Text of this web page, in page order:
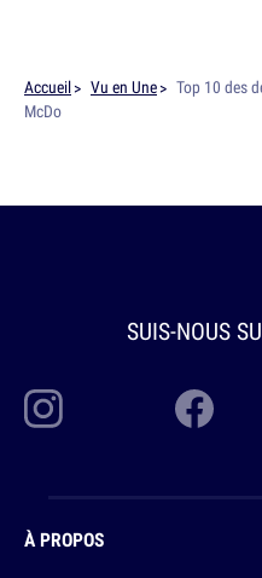
Accueil Vu en Une
Top 10 des
McDo
SUIS-NOUS
À PROPOS